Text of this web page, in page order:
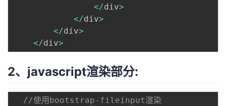
</div>
</div>
</div>
</div>
2、javascript渲染部分:
//使用bootstrap-fileinput渲染